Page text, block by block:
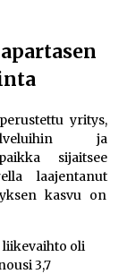
vaimo – faktat ja
mitä
yritys,
ja
sijaitsee
laajentanut
kasvu on
liikevaihto oli
3,7